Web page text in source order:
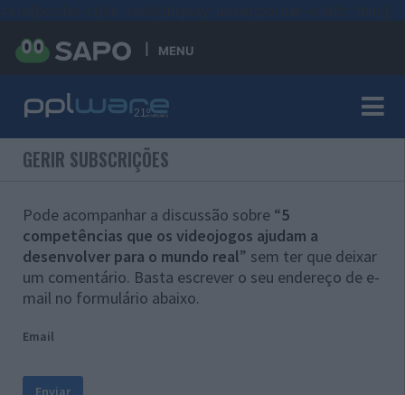
MENU
GERIR SUBSCRIÇÕES
Pode acompanhar a discussão sobre “5
competências que os videojogos ajudam a
desenvolver para o mundo real” sem ter que deixar
um comentário. Basta escrever o seu endereço de e-
mail no formulário abaixo.
Email